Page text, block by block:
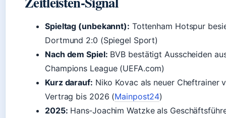
Spieltag (unbekannt): Tottenham Hotspur
Dortmund 2:0 (Spiegel Sport)
Nach dem Spiel: BVB bestätigt Ausscheiden
Champions League (UEFA.com)
Kurz darauf: Niko Kovac als neuer Cheftrainer
Vertrag bis 2026 (Mainpost24)
2025: Hans‑Joachim Watzke als